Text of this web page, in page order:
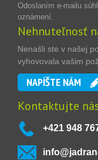
Odoslaním e-mailu
oznámení.
Nehnuteľnosť
Nenašli ste v našej
vyhovovala vašim
NAPÍŠTE NÁM
Kontaktujte
+421 948